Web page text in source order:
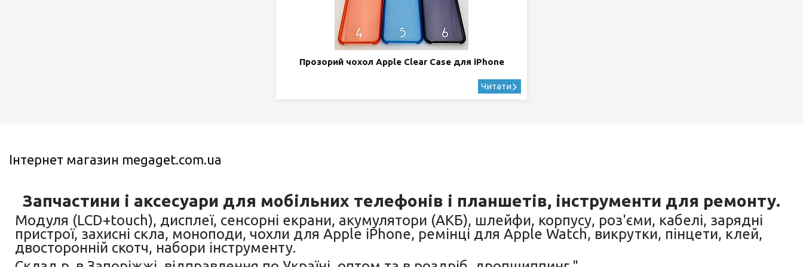
Прозорий чохол Apple Clear Case для iPhone
Інтернет магазин megaget.com.ua
Запчастини і аксесуари для мобільних телефонів і планшетів, інструменти для ремонту.
Модуля (LCD+touch), дисплеї, сенсорні екрани, акумулятори (АКБ), шлейфи, корпусу, роз'єми, кабелі, зарядні
пристрої, захисні скла, моноподи, чохли для Apple iPhone, ремінці для Apple Watch, викрутки, пінцети, клей,
двосторонній скотч, набори інструменту.